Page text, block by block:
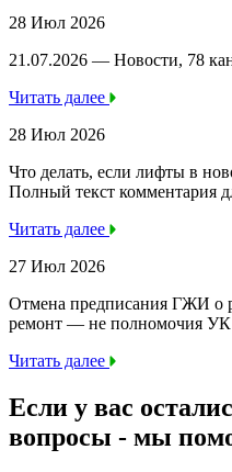
28 Июл 2026
21.07.2026 — Новости, 78
Читать далее
28 Июл 2026
Что делать, если лифты в
Полный текст комментария
Читать далее
27 Июл 2026
Отмена предписания ГЖИ о
ремонт — не полномочия УК
Читать далее
Если у вас
вопросы - мы